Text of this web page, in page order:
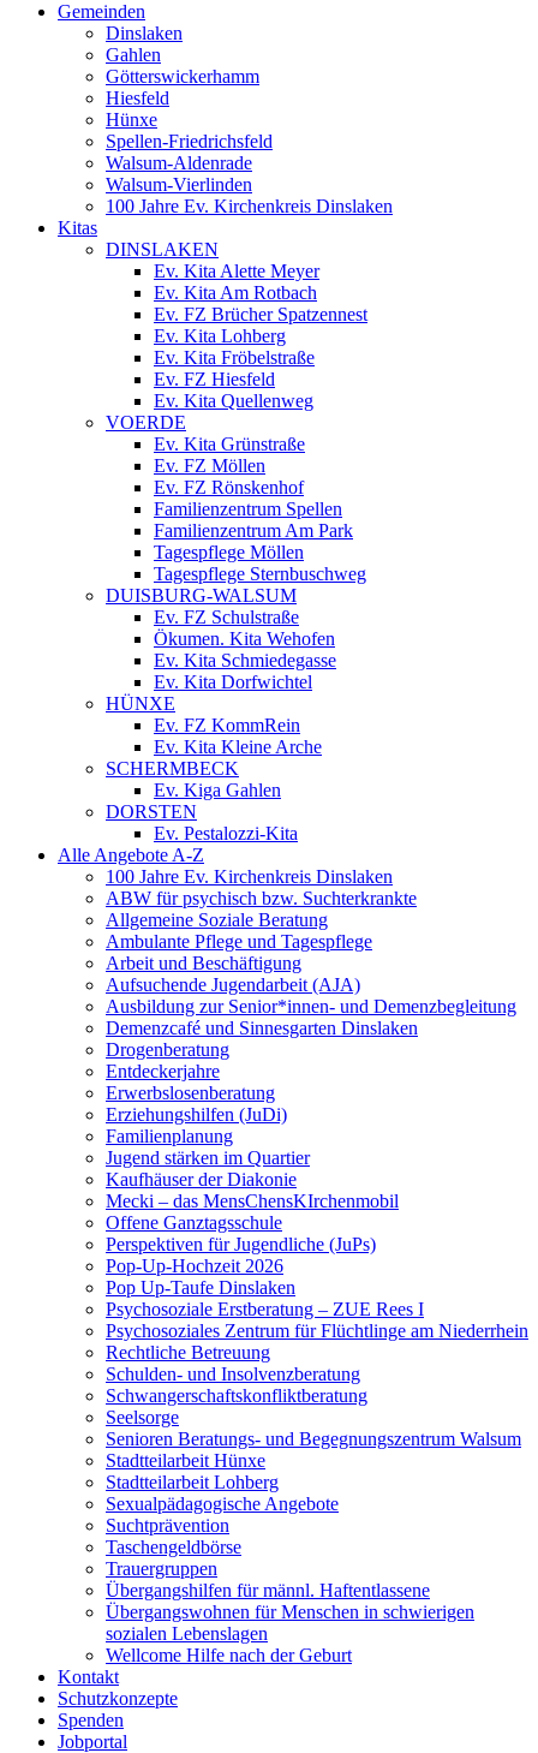
Gemeinden
Dinslaken
Gahlen
Götterswickerhamm
Hiesfeld
Hünxe
Spellen-Friedrichsfeld
Walsum-Aldenrade
Walsum-Vierlinden
100 Jahre Ev. Kirchenkreis Dinslaken
Kitas
DINSLAKEN
Ev. Kita Alette Meyer
Ev. Kita Am Rotbach
Ev. FZ Brücher Spatzennest
Ev. Kita Lohberg
Ev. Kita Fröbelstraße
Ev. FZ Hiesfeld
Ev. Kita Quellenweg
VOERDE
Ev. Kita Grünstraße
Ev. FZ Möllen
Ev. FZ Rönskenhof
Familienzentrum Spellen
Familienzentrum Am Park
Tagespflege Möllen
Tagespflege Sternbuschweg
DUISBURG-WALSUM
Ev. FZ Schulstraße
Ökumen. Kita Wehofen
Ev. Kita Schmiedegasse
Ev. Kita Dorfwichtel
HÜNXE
Ev. FZ KommRein
Ev. Kita Kleine Arche
SCHERMBECK
Ev. Kiga Gahlen
DORSTEN
Ev. Pestalozzi-Kita
Alle Angebote A-Z
100 Jahre Ev. Kirchenkreis Dinslaken
ABW für psychisch bzw. Suchterkrankte
Allgemeine Soziale Beratung
Ambulante Pflege und Tagespflege
Arbeit und Beschäftigung
Aufsuchende Jugendarbeit (AJA)
Ausbildung zur Senior*innen- und Demenzbegleitung
Demenzcafé und Sinnesgarten Dinslaken
Drogenberatung
Entdeckerjahre
Erwerbslosenberatung
Erziehungshilfen (JuDi)
Familienplanung
Jugend stärken im Quartier
Kaufhäuser der Diakonie
Mecki – das MensChensKIrchenmobil
Offene Ganztagsschule
Perspektiven für Jugendliche (JuPs)
Pop-Up-Hochzeit 2026
Pop Up-Taufe Dinslaken
Psychosoziale Erstberatung – ZUE Rees I
Psychosoziales Zentrum für Flüchtlinge am Niederrhein
Rechtliche Betreuung
Schulden- und Insolvenzberatung
Schwangerschaftskonfliktberatung
Seelsorge
Senioren Beratungs- und Begegnungszentrum Walsum
Stadtteilarbeit Hünxe
Stadtteilarbeit Lohberg
Sexualpädagogische Angebote
Suchtprävention
Taschengeldbörse
Trauergruppen
Übergangshilfen für männl. Haftentlassene
Übergangswohnen für Menschen in schwierigen
sozialen Lebenslagen
Wellcome Hilfe nach der Geburt
Kontakt
Schutzkonzepte
Spenden
Jobportal